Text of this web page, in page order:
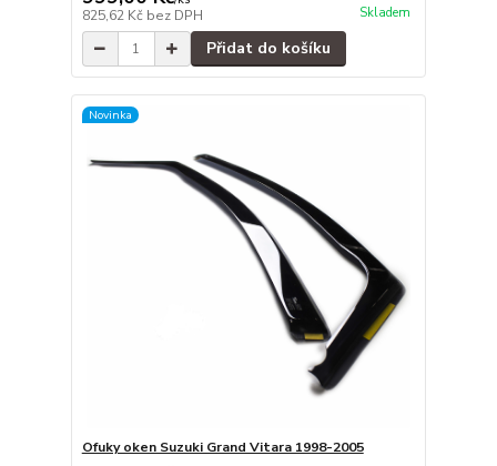
825,62 Kč bez DPH Skladem
Přidat do košíku
Novinka
Ofuky oken Suzuki Grand Vitara 1998-2005